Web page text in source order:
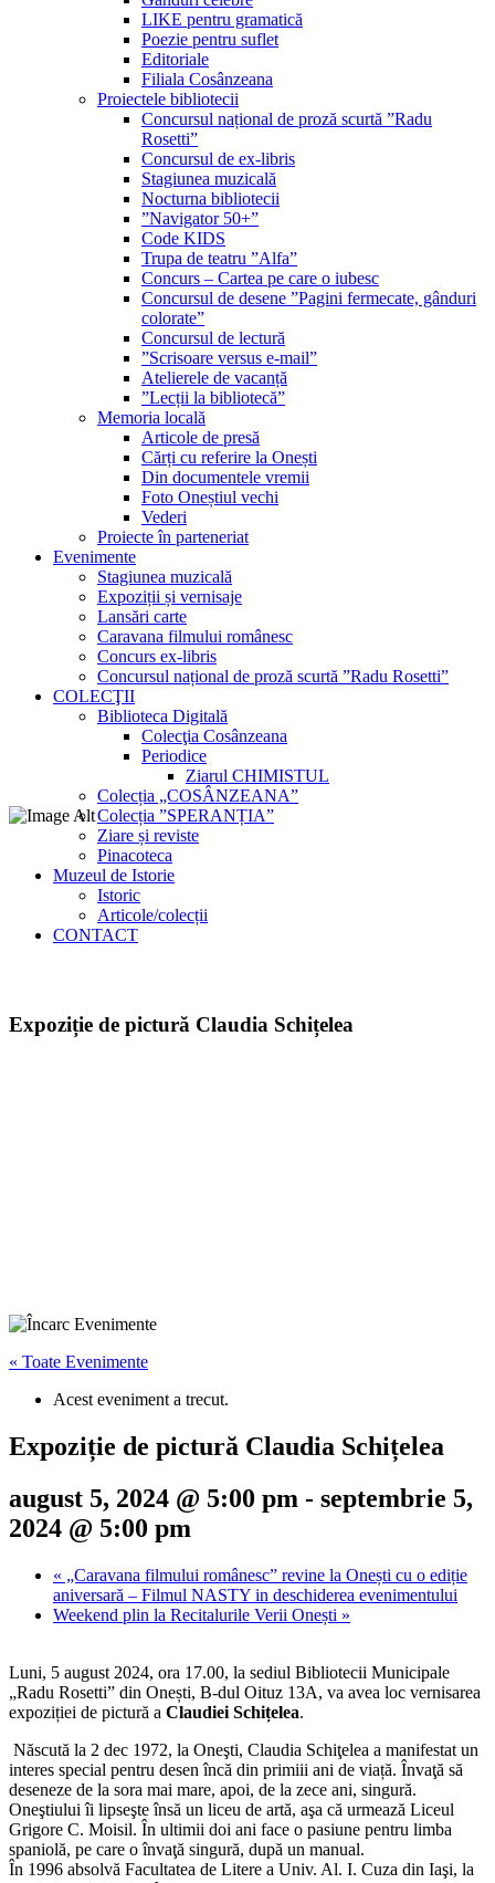
LIKE pentru gramatică
Poezie pentru suflet
Editoriale
Filiala Cosânzeana
Proiectele bibliotecii
Concursul național de proză scurtă ”Radu
Rosetti”
Concursul de ex-libris
Stagiunea muzicală
Nocturna bibliotecii
”Navigator 50+”
Code KIDS
Trupa de teatru ”Alfa”
Concurs – Cartea pe care o iubesc
Concursul de desene ”Pagini fermecate, gânduri
colorate”
Concursul de lectură
”Scrisoare versus e-mail”
Atelierele de vacanță
”Lecții la bibliotecă”
Memoria locală
Articole de presă
Cărți cu referire la Onești
Din documentele vremii
Foto Oneștiul vechi
Vederi
Proiecte în parteneriat
Evenimente
Stagiunea muzicală
Expoziții și vernisaje
Lansări carte
Caravana filmului românesc
Concurs ex-libris
Concursul național de proză scurtă ”Radu Rosetti”
COLECŢII
Biblioteca Digitală
Colecţia Cosânzeana
Periodice
Ziarul CHIMISTUL
Colecția „COSÂNZEANA”
Colecția ”SPERANȚIA”
Ziare și reviste
Pinacoteca
Muzeul de Istorie
Istoric
Articole/colecții
CONTACT
Expoziție de pictură Claudia Schițelea
« Toate Evenimente
Acest eveniment a trecut.
Expoziție de pictură Claudia Schițelea
august 5, 2024 @ 5:00 pm - septembrie 5,
2024 @ 5:00 pm
« „Caravana filmului românesc” revine la Onești cu o ediție
aniversară – Filmul NASTY in deschiderea evenimentului
Weekend plin la Recitalurile Verii Onești »
Luni, 5 august 2024, ora 17.00, la sediul Bibliotecii Municipale
„Radu Rosetti” din Onești, B-dul Oituz 13A, va avea loc vernisarea
expoziției de pictură a Claudiei Schițelea.
Născută la 2 dec 1972, la Oneşti, Claudia Schiţelea a manifestat un
interes special pentru desen încă din primiii ani de viață. Învaţă să
deseneze de la sora mai mare, apoi, de la zece ani, singură.
Oneştiului îi lipseşte însă un liceu de artă, aşa că urmează Liceul
Grigore C. Moisil. În ultimii doi ani face o pasiune pentru limba
spaniolă, pe care o învaţă singură, după un manual.
În 1996 absolvă Facultatea de Litere a Univ. Al. I. Cuza din Iaşi, la